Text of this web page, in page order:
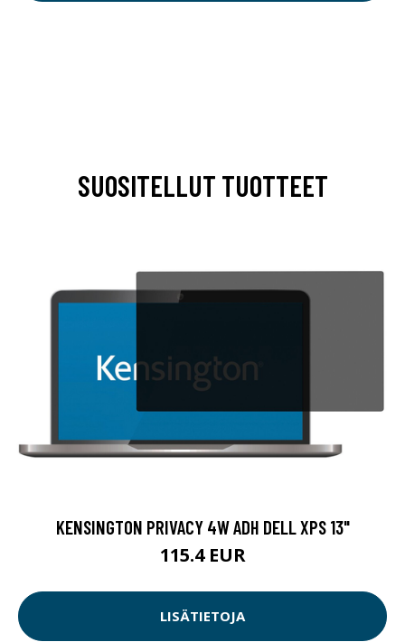
SUOSITELLUT TUOTTEET
KENSINGTON PRIVACY 4W ADH DELL XPS 13"
115.4 EUR
LISÄTIETOJA